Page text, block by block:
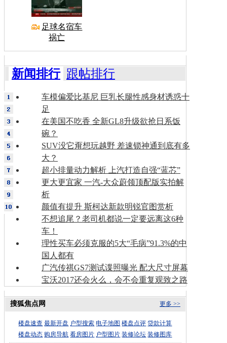
足球名宿车
祸亡
新闻排行 跟帖排行
车模偏爱比基尼 巨乳长腿性感身材诱惑十
足
在美国不吃香 全新GL8升级欲抢日系饭
碗？
SUV没它甭想玩越野 差速锁神通到底有多
大？
超小排量动力解析 上汽打造自强“蓝芯”
更大更宜家 一汽-大众蔚领顶配版实拍解
析
颜值有提升 斯柯达新款明锐官图赏析
不想追尾？老司机都说一定要远离这6种
车！
理性买车必须克服的5大“毛病”91.3%的中
国人都有
广汽传祺GS7测试谍照曝光 配大尺寸屏幕
宝沃2017还会火么，会不会重复观致之路
更多 >>
搜狐焦点网
楼盘速查 最新开盘 户型搜索 电子地图 楼盘点评 贷款计算
楼盘动态 购房导航 看房图片 户型图片 装修论坛 装修图库